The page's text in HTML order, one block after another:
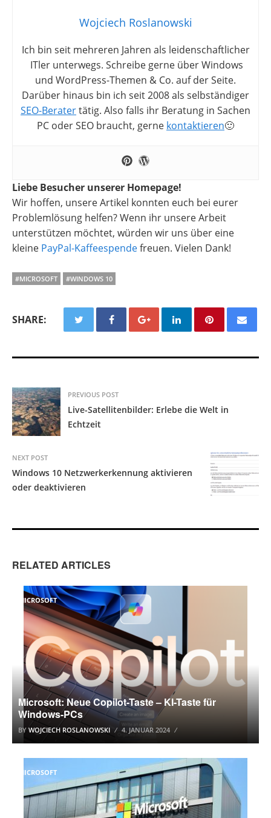
Wojciech Roslanowski
Ich bin seit mehreren Jahren als leidenschaftlicher
ITler unterwegs. Schreibe gerne über Windows
und WordPress-Themen & Co. auf der Seite.
Darüber hinaus bin ich seit 2008 als selbständiger
SEO-Beratertätig. Also falls ihr Beratung in Sachen
PC oder SEO braucht, gerne kontaktieren🙂
Liebe Besucher unserer Homepage!
Wir hoffen, unsere Artikel konnten euch bei eurer
Problemlösung helfen? Wenn ihr unsere Arbeit
unterstützen möchtet, würden wir uns über eine
kleine PayPal-Kaffeespendefreuen. Vielen Dank!
#MICROSOFT #WINDOWS 10
SHARE:
PREVIOUS POST
Live-Satellitenbilder: Erlebe die Welt in
Echtzeit
NEXT POST
Windows 10 Netzwerkerkennung aktivieren
oder deaktivieren
RELATED ARTICLES
MICROSOFT
Microsoft: Neue Copilot-Taste – KI-Taste für
Windows-PCs
BY WOJCIECH ROSLANOWSKI 4. JANUAR 2024
MICROSOFT